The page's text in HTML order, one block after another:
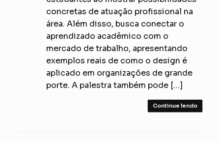
concretas de atuação profissional na
área. Além disso, busca conectar o
aprendizado acadêmico com o
mercado de trabalho, apresentando
exemplos reais de como o design é
aplicado em organizações de grande
porte. A palestra também pode […]
Continue lendo